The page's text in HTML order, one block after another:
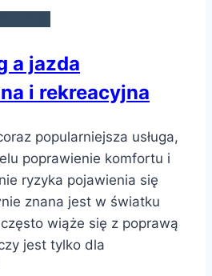
a jazda
i rekreacyjna
popularniejsza usługa,
poprawienie komfortu i
ryzyka pojawienia się
znana jest w światku
wiąże się z poprawą
jest tylko dla